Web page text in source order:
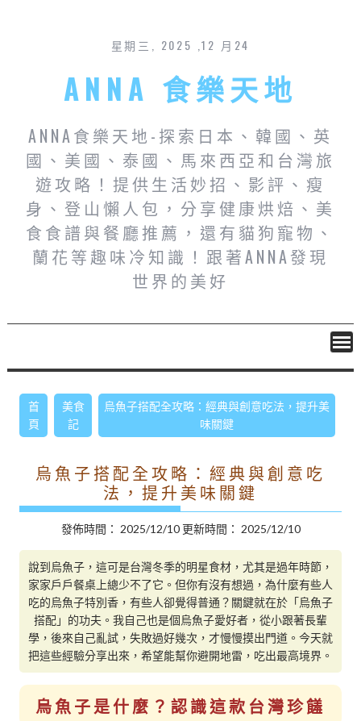
星期三, 2025 ,12 月24
ANNA 食樂天地
ANNA食樂天地-探索日本、韓國、英
國、美國、泰國、馬來西亞和台灣旅
遊攻略！提供生活妙招、影評、瘦
身、登山懶人包，分享健康烘焙、美
食食譜與餐廳推薦，還有貓狗寵物、
蘭花等趣味冷知識！跟著ANNA發現
世界的美好
首
頁
美食
記
烏魚子搭配全攻略：經典與創意吃法，提升美
味關鍵
烏魚子搭配全攻略：經典與創意吃
法，提升美味關鍵
發佈時間： 2025/12/10更新時間： 2025/12/10
說到烏魚子，這可是台灣冬季的明星食材，尤其是過年時節，
家家戶戶餐桌上總少不了它。但你有沒有想過，為什麼有些人
吃的烏魚子特別香，有些人卻覺得普通？關鍵就在於「烏魚子
搭配」的功夫。我自己也是個烏魚子愛好者，從小跟著長輩
學，後來自己亂試，失敗過好幾次，才慢慢摸出門道。今天就
把這些經驗分享出來，希望能幫你避開地雷，吃出最高境界。
烏魚子是什麼？認識這款台灣珍饈